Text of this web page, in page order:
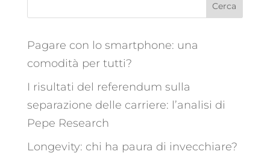
Cerca
Pagare con lo smartphone: una
comodità per tutti?
I risultati del referendum sulla
separazione delle carriere: l’analisi di
Pepe Research
Longevity: chi ha paura di invecchiare?